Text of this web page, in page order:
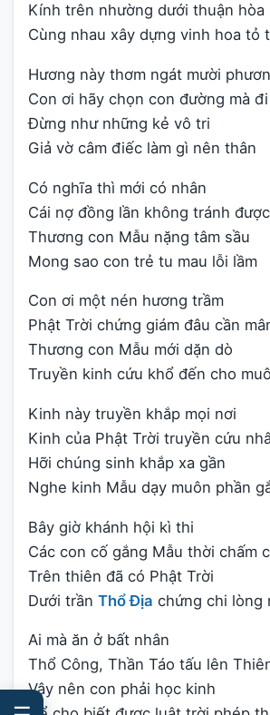
Kính trên nhường dưới thuận hòa
Cùng nhau xây dựng vinh hoa tỏ
Hương này thơm ngát mười
Con ơi hãy chọn con đường mà đi
Đừng như những kẻ vô tri
Giả vờ câm điếc làm gì nên thân
Có nghĩa thì mới có nhân
Cái nợ đồng lần không tránh
Thương con Mẫu nặng tâm sầu
Mong sao con trẻ tu mau lỗi lầm
Con ơi một nén hương trầm
Phật Trời chứng giám đâu cần
Thương con Mẫu mới dặn dò
Truyền kinh cứu khổ đến cho
Kinh này truyền khắp mọi nơi
Kinh của Phật Trời truyền cứu
Hỡi chúng sinh khắp xa gần
Nghe kinh Mẫu dạy muôn phần
Bây giờ khánh hội kì thi
Các con cố gắng Mẫu thời chấm
Trên thiên đã có Phật Trời
Dưới trần Thổ Địa chứng chi lòng
Ai mà ăn ở bất nhân
Thổ Công, Thần Táo tấu lên
Vậy nên con phải học kinh